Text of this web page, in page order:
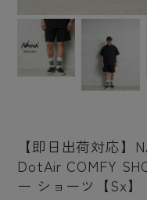
【即日出荷対応】
DotAir COMFY
ー ショーツ【Sx】